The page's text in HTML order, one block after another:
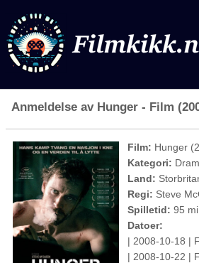
Anmeldelse av Hunger - Film
Film: Hunger
Kategori:
Land:
Regi: Steve
Spilletid: 95
Datoer:
| 2008-10-18 |
| 2008-10-22 |